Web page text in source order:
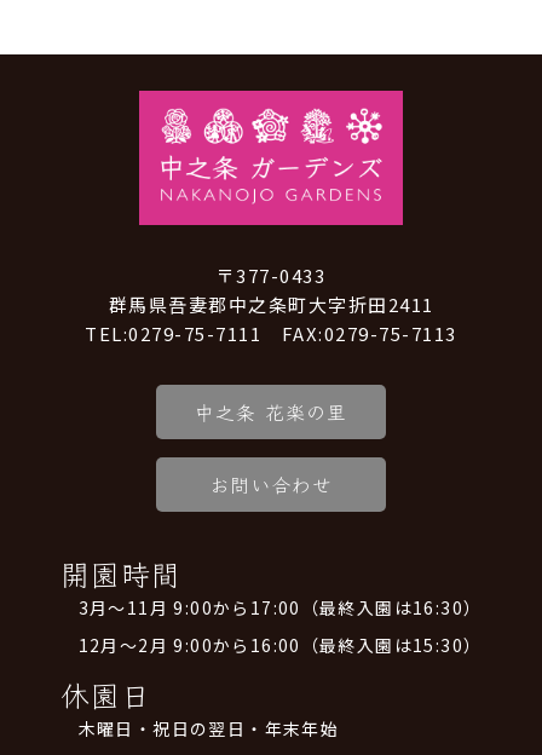
〒377-0433
群馬県吾妻郡中之条町大字折田2411
TEL:0279-75-7111 FAX:0279-75-7113
中之条 花楽の里
お問い合わせ
開園時間
3月～11月 9:00から17:00（最終入園は16:30）
12月～2月 9:00から16:00（最終入園は15:30）
休園日
木曜日・祝日の翌日・年末年始